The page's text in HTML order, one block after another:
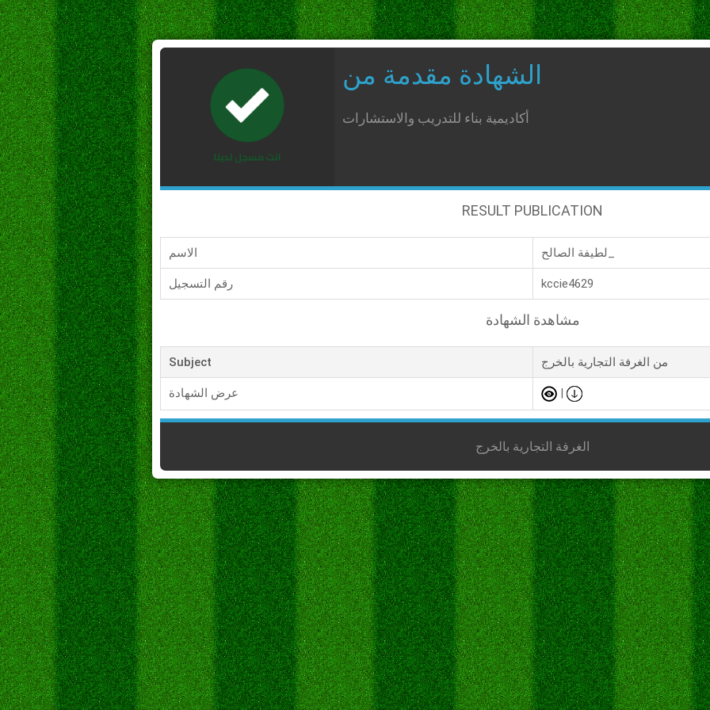
الشهادة مقدمة من
أكاديمية بناء للتدريب والاستشارات
RESULT PUBLICATION
الاسم
رقم التسجيل kccie4629
مشاهدة الشهادة
Subject من الغرفة التجارية بالخرج
عرض الشهادة |
الغرفة التجارية بالخرج